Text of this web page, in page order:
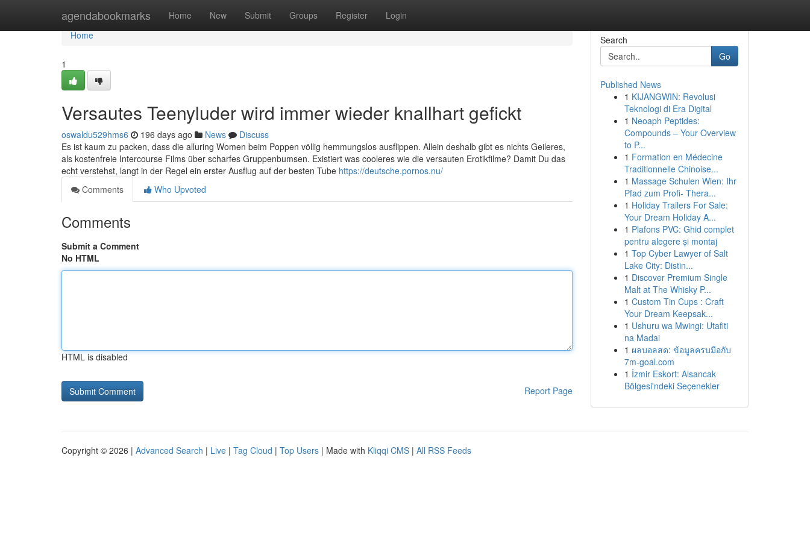
agendabookmarks Home New Submit Groups Register Login
Home
Home
1
Versautes Teenyluder wird immer wieder knallhart gefickt
oswaldu529hms6 196 days ago News
Discuss
Es ist kaum zu packen, dass die alluring Women beim Poppen völlig hemmungslos ausflippen. Allein deshalb gibt es nichts Geileres,
als kostenfreie Intercourse Films über scharfes Gruppenbumsen. Existiert was cooleres wie die versauten Erotikfilme? Damit Du das
echt verstehst, langt in der Regel ein erster Ausflug auf der besten Tube https://deutsche.pornos.nu/
Comments
Who Upvoted
Comments
Submit a Comment
No HTML
HTML is disabled
Report Page
Search
Go
Published News
1 KIJANGWIN: Revolusi
Teknologi di Era Digital
1 Neoaph Peptides:
Compounds – Your Overview
to P...
1 Formation en Médecine
Traditionnelle Chinoise...
1 Massage Schulen Wien: Ihr
Pfad zum Profi- Thera...
1 Holiday Trailers For Sale:
Your Dream Holiday A...
1 Plafons PVC: Ghid complet
pentru alegere și montaj
1 Top Cyber Lawyer of Salt
Lake City: Distin...
1 Discover Premium Single
Malt at The Whisky P...
1 Custom Tin Cups : Craft
Your Dream Keepsak...
1 Ushuru wa Mwingi: Utafiti
na Madai
1 ผลบอลสด: ข้อมูลครบมือกับ
7m-goal.com
1 İzmir Eskort: Alsancak
Bölgesi'ndeki Seçenekler
Copyright © 2026 | Advanced Search | Live | Tag Cloud | Top Users | Made with Kliqqi CMS | All RSS Feeds